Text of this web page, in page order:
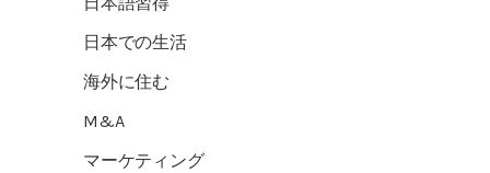
日本での生活
海外に住む
M&A
マーケティング